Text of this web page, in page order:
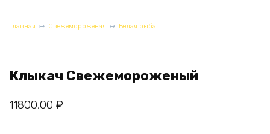
Главная Свежемороженая Белая рыба
Клыкач Свежемороженый
11800,00 ₽